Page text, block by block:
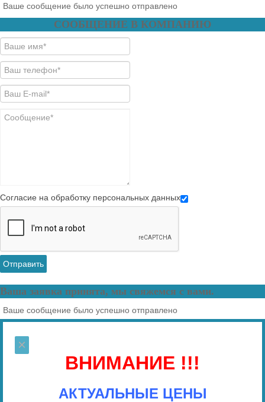
Ваше сообщение было успешно отправлено
СООБЩЕНИЕ В КОМПАНИЮ
Согласие на обработку персональных данных
Отправить
Ваша заявка принята, мы свяжемся с вами.
Ваше сообщение было успешно отправлено
×
ВНИМАНИЕ !!!
АКТУАЛЬНЫЕ ЦЕНЫ